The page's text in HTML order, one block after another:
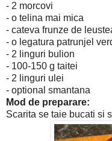
- 2 morcovi
- o telina mai mica
- cateva frunze de
- o legatura patrunjel
- 2 linguri bulion
- 100-150 g taitei
- 2 linguri ulei
- optional smantana
Mod de preparare:
Scarita se taie bucati si